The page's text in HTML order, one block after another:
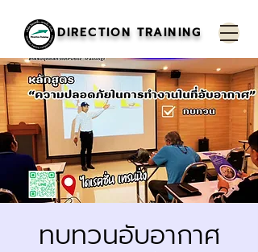
DIRECTION TRAINING
ทบทวนอับอากาศ